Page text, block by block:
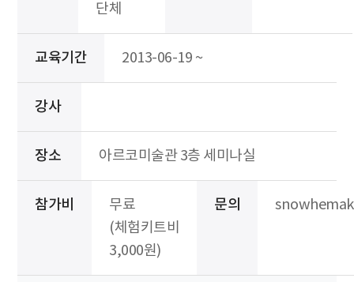
단체
교육기간 2013-06-19 ~
강사
장소 아르코미술관 3층 세미나실
참가비
무료
(체험키트비
3,000원)
문의